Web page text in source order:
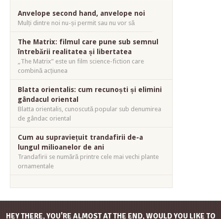
Anvelope second hand, anvelope noi
Mulți dintre noi nu-și permit sau nu vor să
The Matrix: filmul care pune sub semnul
întrebării realitatea și libertatea
„The Matrix” este un film science-fiction care
combină acțiunea
Blatta orientalis: cum recunoști și elimini
gândacul oriental
Blatta orientalis, cunoscută popular sub denumirea
de gândac oriental
Cum au supraviețuit trandafirii de-a
lungul milioanelor de ani
Trandafirii se numără printre cele mai vechi plante
ornamentale
HEY THERE, YOU'RE ALMOST AT THE END, WOULD YOU LIKE TO